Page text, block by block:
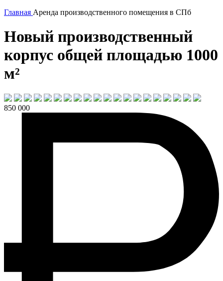
Главная Аренда производственного помещения в СПб
Новый производственный
корпус общей площадью 1000
м²
850 000